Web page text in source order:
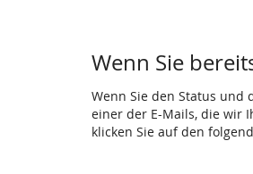
Wenn Sie
Wenn Sie den Status und
einer der E-Mails, die wir
klicken Sie auf den